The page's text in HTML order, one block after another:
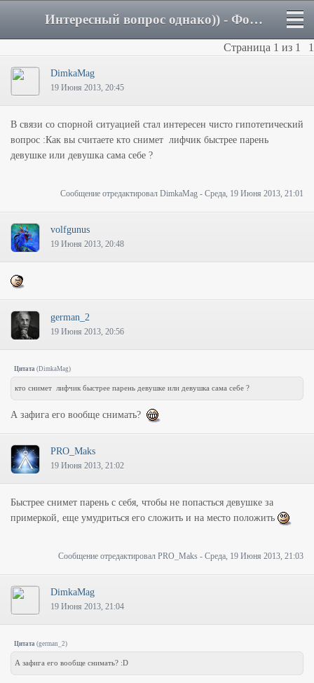
Интересный вопрос однако)) - Форум
Страница 1 из 1 1
DimkaMag
19 Июня 2013, 20:45
В связи со спорной ситуацией стал интересен чисто гипотетический
вопрос :Как вы считаете кто снимет лифчик быстрее парень
девушке или девушка сама себе ?
Сообщение отредактировал DimkaMag - Среда, 19 Июня 2013, 21:01
volfgunus
19 Июня 2013, 20:48
german_2
19 Июня 2013, 20:56
Цитата (DimkaMag)
кто снимет лифчик быстрее парень девушке или девушка сама себе ?
А зафига его вообще снимать?
PRO_Maks
19 Июня 2013, 21:02
Быстрее снимет парень с себя, чтобы не попасться девушке за
примеркой, еще умудриться его сложить и на место положить
Сообщение отредактировал PRO_Maks - Среда, 19 Июня 2013, 21:03
DimkaMag
19 Июня 2013, 21:04
Цитата (german_2)
А зафига его вообще снимать? :D